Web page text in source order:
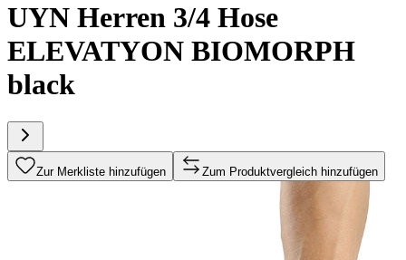
UYN Herren 3/4 Hose
ELEVATYON BIOMORPH
black
Zur Merkliste hinzufügen Zum Produktvergleich hinzufügen